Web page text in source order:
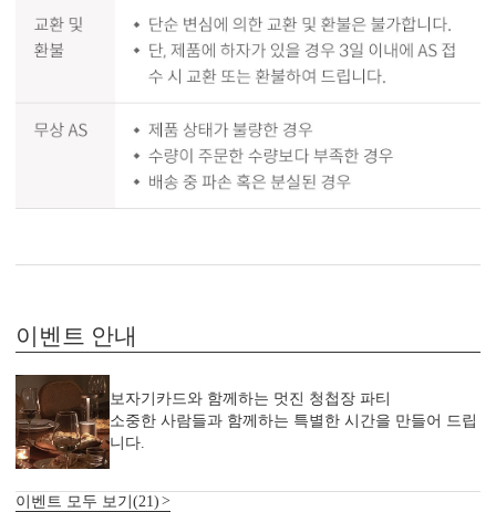
이벤트 안내
보자기카드와 함께하는 멋진 청첩장 파티
소중한 사람들과 함께하는 특별한 시간을 만들어 드립
니다.
이벤트 모두 보기(21)